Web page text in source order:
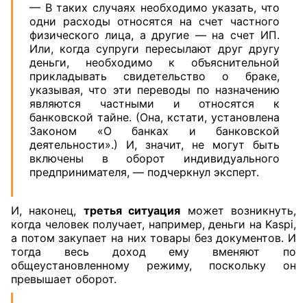
— В таких случаях необходимо указать, что
одни расходы относятся на счет частного
физического лица, а другие — на счет ИП.
Или, когда супруги пересылают друг другу
деньги, необходимо к объяснительной
прикладывать свидетельство о браке,
указывая, что эти переводы по назначению
являются частными и относятся к
банковской тайне. (Она, кстати, установлена
Законом «О банках и банковской
деятельности».) И, значит, не могут быть
включены в оборот индивидуального
предпринимателя, — подчеркнул эксперт.
И, наконец, третья ситуация может возникнуть,
когда человек получает, например, деньги на Kaspi,
а потом закупает на них товары без документов. И
тогда весь доход ему вменяют по
общеустановленному режиму, поскольку он
превышает оборот.